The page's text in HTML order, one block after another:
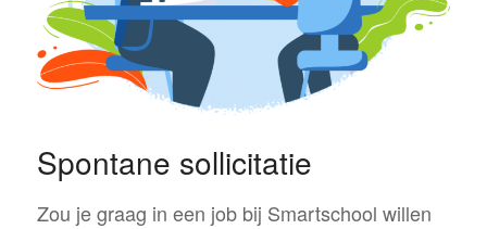
Spontane sollicitatie
Zou je graag in een job bij Smartschool willen